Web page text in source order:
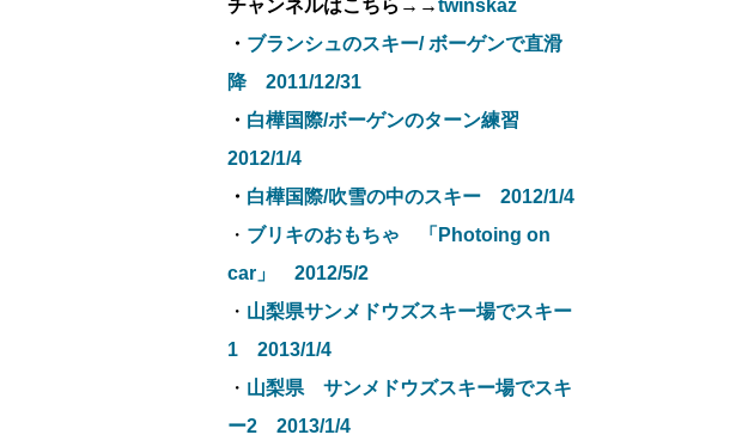
チャンネルはこちら→→twinskaz
・ ブランシュのスキー/ ボーゲンで直滑
降 2011/12/31
・ 白樺国際/ボーゲンのターン練習
2012/1/4
・ 白樺国際/吹雪の中のスキー 2012/1/4
・ ブリキのおもちゃ 「Photoing on
car」 2012/5/2
・ 山梨県サンメドウズスキー場でスキー
1 2013/1/4
・ 山梨県 サンメドウズスキー場でスキ
ー2 2013/1/4